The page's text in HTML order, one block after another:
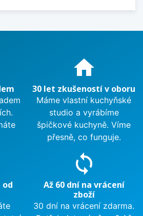
nás? home
30 let zkušeností v oboru
Máme vlastní kuchyňské
studio a vyrábíme
špičkové kuchyně. Víme
přesně, co funguje.
od
sync
Až 60 dní na vrácení
zboží
30 dní na vrácení zdarma.